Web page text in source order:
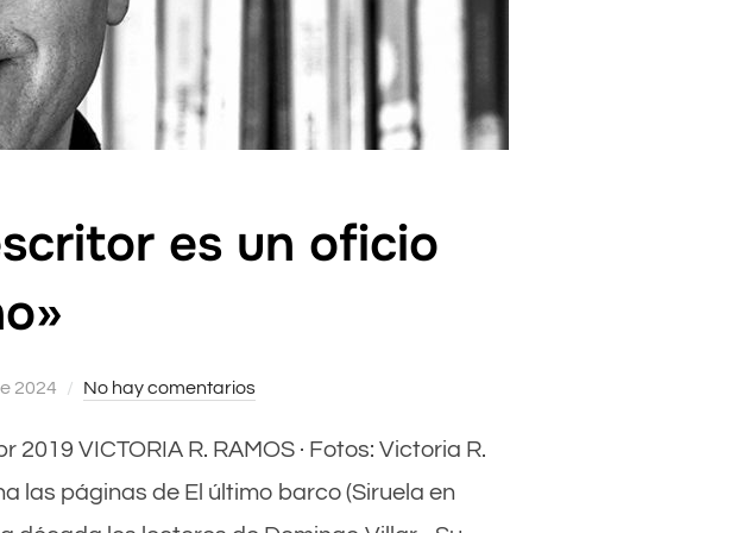
es un oficio
2024 No hay comentarios
VICTORIA R. RAMOS · Fotos: Victoria R.
las páginas de El último barco (Siruela en